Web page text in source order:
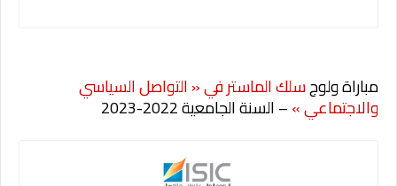
مباراة ولوجسلك الماستر في « التواصل السياسي
والاجتماعي »– السنة الجامعية 2022-2023